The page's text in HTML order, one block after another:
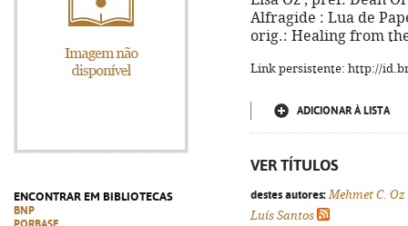
ENCONTRAR EM BIBLIOTECAS
BNP
Alfragide : Lua de
orig.: Healing from
Link persistente: http://
ADICIONAR À LISTA
VER TÍTULOS
destes autores: Mehmet C. Oz
Luís Santos